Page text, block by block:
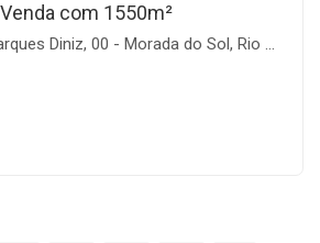
com 1550m²
Diniz, 00 - Morada do Sol, Rio Brilhante-MS